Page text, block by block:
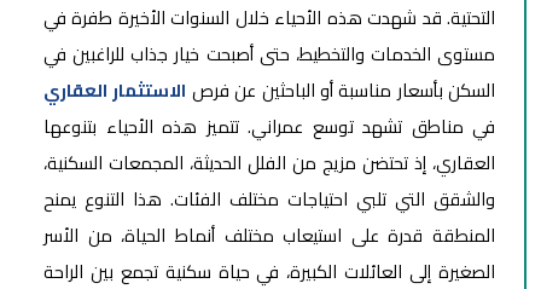
التحتية. قد شهدت هذه الأحياء خلال السنوات الأخيرة طفرة في
مستوى الخدمات والتخطيط، حتى أصبحت خيار جذاب للراغبين في
السكن بأسعار مناسبة أو الباحثين عن فرص الاستثمار العقاري
في مناطق تشهد توسع عمراني. تتميز هذه الأحياء بتنوعها
العقاري، إذ تحتضن مزيج من الفلل الحديثة، المجمعات السكنية،
والشقق التي تلبي احتياجات مختلف الفئات. هذا التنوع يمنح
المنطقة قدرة على استيعاب مختلف أنماط الحياة، من الأسر
الصغيرة إلى العائلات الكبيرة، في حياة سكنية تجمع بين الراحة